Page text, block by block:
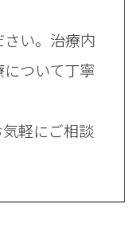
い。治療内
ついて丁寧
軽にご相談